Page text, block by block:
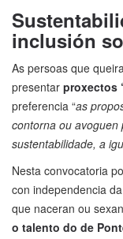
inclusión
As persoas que
presentar proxectos
preferencia “as
contorna ou
sustentabilidade, a
Nesta convocatoria
con independencia
que naceran ou
o talento do de